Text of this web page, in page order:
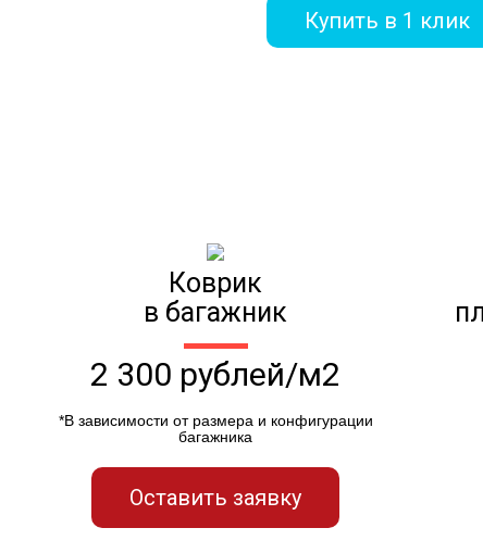
Купить в 1 клик
Коврик
в багажник
2 300 рублей/м2
*В зависимости от размера и конфигурации
багажника
Оставить заявку